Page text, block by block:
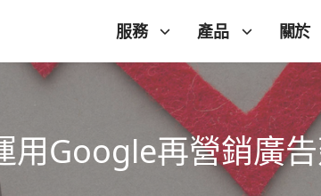
服務 產品 關於
用Google再營銷廣